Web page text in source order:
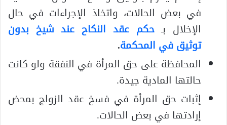
في بعض الحالات، واتخاذ الإجراءات في حال
الإخلال بـحكم عقد النكاح عند شيخ بدون
توثيق في المحكمة.
المحافظة على حق المرأة في النفقة ولو كانت
حالتها المادية جيدة.
إثبات حق المرأة في فسخ عقد الزواج بمحض
إرادتها في بعض الحالات.